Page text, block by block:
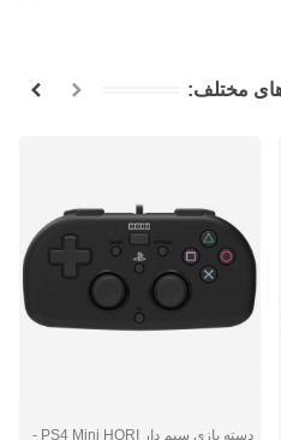
دسته بازی سیم دار PS4 Mini HORI -